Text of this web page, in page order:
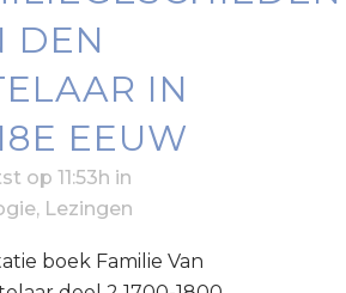
DEN
IN
EEUW
op 11:53h in
, Lezingen
boek Familie Van